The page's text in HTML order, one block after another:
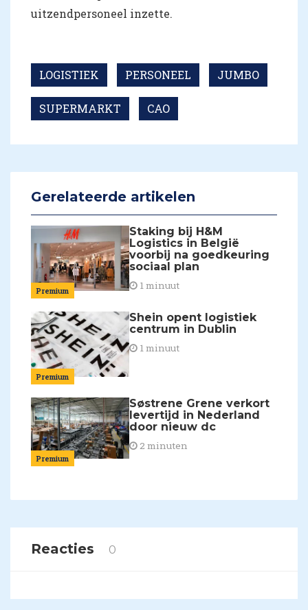
uitzendpersoneel inzette.
LOGISTIEK PERSONEEL JUMBO
SUPERMARKT CAO
Gerelateerde artikelen
Premium
Staking bij H&M
Logistics in België
voorbij na goedkeuring
sociaal plan
1 minuut
Premium
Shein opent logistiek
centrum in Dublin
1 minuut
Premium
Søstrene Grene verkort
levertijd in Nederland
door nieuw dc
2 minuten
Reacties 0